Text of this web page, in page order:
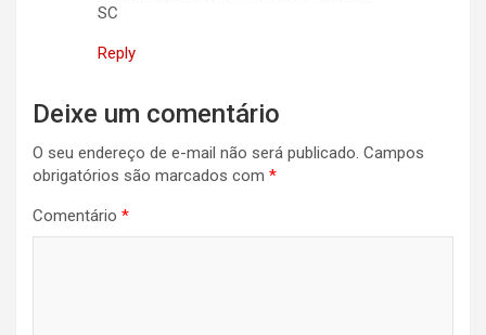
SC
Reply
Deixe um comentário
O seu endereço de e-mail não será publicado. Campos
obrigatórios são marcados com *
Comentário *